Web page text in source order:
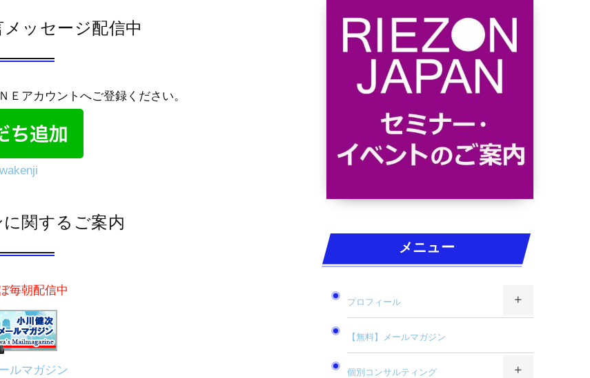
ッセージ配信中
Ｅアカウントへご登録ください。
関するご案内
毎朝配信中
ルマガジン
メニュー
プロフィール
【無料】メールマガジン
個別コンサルティング